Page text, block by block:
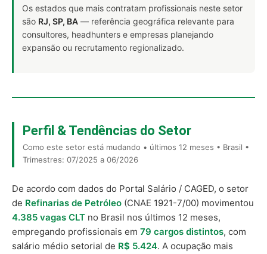
Os estados que mais contratam profissionais neste setor
são RJ, SP, BA — referência geográfica relevante para
consultores, headhunters e empresas planejando
expansão ou recrutamento regionalizado.
Perfil & Tendências do Setor
Como este setor está mudando • últimos 12 meses • Brasil •
Trimestres: 07/2025 a 06/2026
De acordo com dados do Portal Salário / CAGED, o setor
de Refinarias de Petróleo (CNAE 1921-7/00) movimentou
4.385 vagas CLT no Brasil nos últimos 12 meses,
empregando profissionais em 79 cargos distintos, com
salário médio setorial de R$ 5.424. A ocupação mais